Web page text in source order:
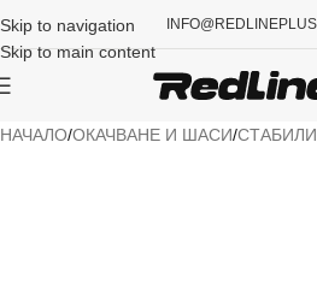
Skip to navigation
Skip to main content
НАЧАЛО/ОКАЧВАНЕ И ШАСИ/